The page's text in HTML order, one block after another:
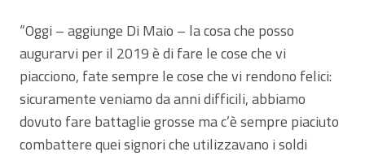
“Oggi – aggiunge Di Maio – la cosa che posso
augurarvi per il 2019 è di fare le cose che vi
piacciono, fate sempre le cose che vi rendono felici:
sicuramente veniamo da anni difficili, abbiamo
dovuto fare battaglie grosse ma c’è sempre piaciuto
combattere quei signori che utilizzavano i soldi